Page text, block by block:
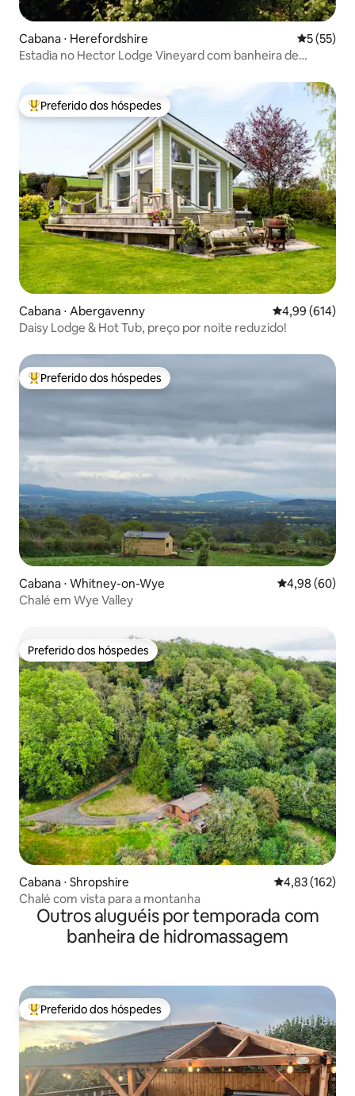
Cabana ⋅ Herefordshire 5 de uma
5 (55)
Estadia no Hector Lodge Vineyard com banheira de
Entre os melhores preferidos dos hóspedes
Preferido dos hóspedes
Cabana ⋅ Abergavenny 4,99 de uma
4,99 (614)
Daisy Lodge & Hot Tub, preço por noite reduzido!
Entre os melhores preferidos dos hóspedes
Preferido dos hóspedes
Cabana ⋅ Whitney-on-Wye 4,98 de uma
4,98 (60)
Chalé em Wye Valley
Preferido dos hóspedes
Preferido dos hóspedes
Cabana ⋅ Shropshire 4,83 de uma
4,83 (162)
Chalé com vista para a montanha
Outros aluguéis por temporada com
banheira de hidromassagem
Entre os melhores preferidos dos hóspedes
Preferido dos hóspedes